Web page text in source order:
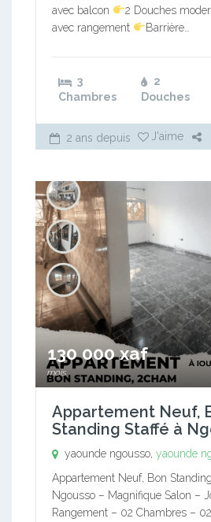
avec balcon
2 Douches
avec rangement
Barrière…
3
Chambres
2
Douches
2 ans depuis J'aime
130 000 xaf
mois
Appartement Neuf,
Standing Staffé à
yaounde ngousso, yaounde
Appartement Neuf, Bon
Ngousso – Magnifique Salon –
Rangement – 02 Chambres –